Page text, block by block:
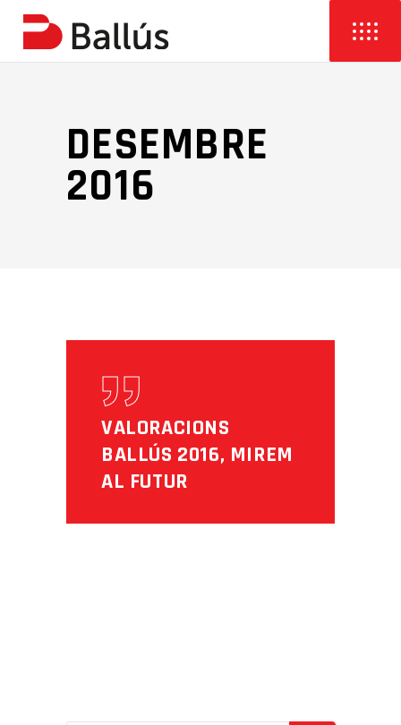
DESEMBRE
2016
VALORACIONS
BALLÚS 2016, MIREM
AL FUTUR